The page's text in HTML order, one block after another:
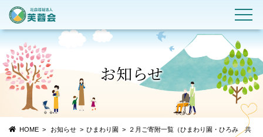
お知らせ
HOME お知らせ ひまわり園
２月ご寄附一覧（ひまわり園・ひろみ 共